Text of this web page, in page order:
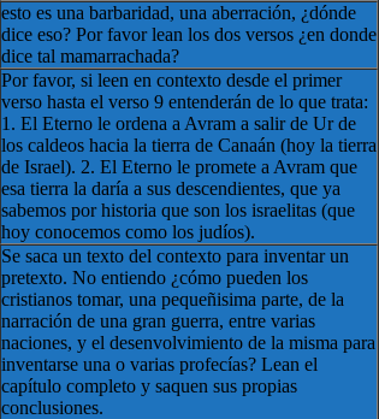
esto es una barbaridad, una aberración, ¿dónde
dice eso? Por favor lean los dos versos ¿en donde
dice tal mamarrachada?
Por favor, si leen en contexto desde el primer
verso hasta el verso 9 entenderán de lo que trata:
1. El Eterno le ordena a Avram a salir de Ur de
los caldeos hacia la tierra de Canaán (hoy la tierra
de Israel). 2. El Eterno le promete a Avram que
esa tierra la daría a sus descendientes, que ya
sabemos por historia que son los israelitas (que
hoy conocemos como los judíos).
Se saca un texto del contexto para inventar un
pretexto. No entiendo ¿cómo pueden los
cristianos tomar, una pequeñisima parte, de la
narración de una gran guerra, entre varias
naciones, y el desenvolvimiento de la misma para
inventarse una o varias profecías? Lean el
capítulo completo y saquen sus propias
conclusiones.